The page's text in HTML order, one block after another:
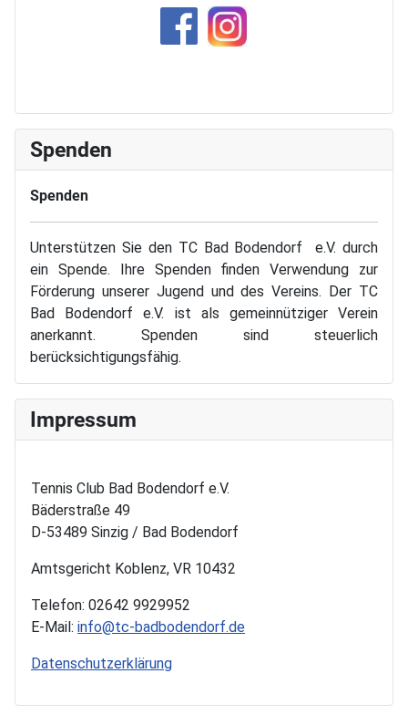
Spenden
Spenden
Unterstützen Sie den TC Bad Bodendorf e.V. durch
ein Spende. Ihre Spenden finden Verwendung zur
Förderung unserer Jugend und des Vereins. Der TC
Bad Bodendorf e.V. ist als gemeinnütziger Verein
anerkannt. Spenden sind steuerlich
berücksichtigungsfähig.
Impressum
Tennis Club Bad Bodendorf e.V.
Bäderstraße 49
D-53489 Sinzig / Bad Bodendorf
Amtsgericht Koblenz, VR 10432
Telefon: 02642 9929952
E-Mail: info@tc-badbodendorf.de
Datenschutzerklärung